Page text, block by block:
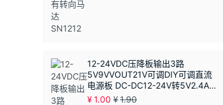
12-24VDC压降板输出3路
5V9VVOUT21V可调DIY可调直流
电源板 DC-DC12-24V转5V2.4A恒
压模块 同步整流
¥1.00 ¥1.90